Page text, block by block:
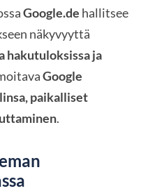
Google.de hallitsee
näkyvyyttä
hakutuloksissa ja
Google
paikalliset
.